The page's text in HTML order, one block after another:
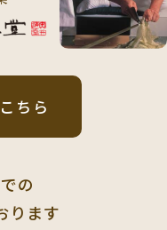
ちら
の
ります